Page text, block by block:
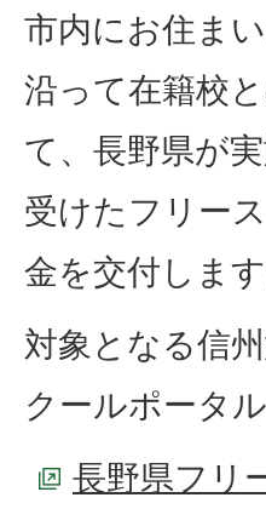
市内にお住ま
沿って在籍校
て、長野県が
受けたフリー
金を交付します
対象となる信
クールポータ
長野県フリ